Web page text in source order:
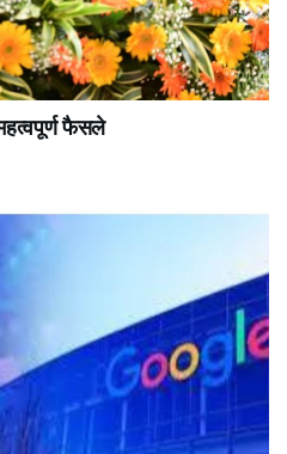
फैसले